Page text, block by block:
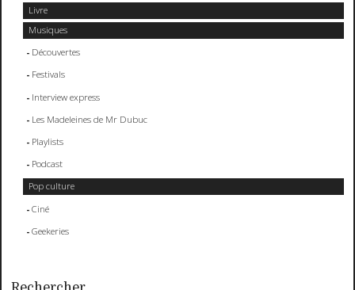
Livre
Musiques
Découvertes
Festivals
Interview express
Les Madeleines de Mr Dubuc
Playlists
Podcast
Pop culture
Ciné
Geekeries